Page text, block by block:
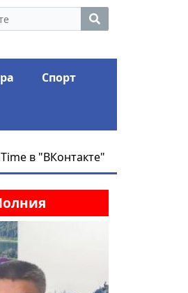
04.08.2026
Спорт
в "ВКонтакте"